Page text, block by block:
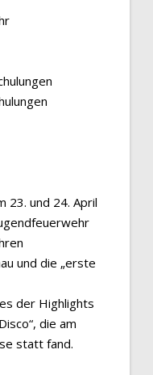
23. und 24. April
und die „erste
der Highlights
die am
statt fand.